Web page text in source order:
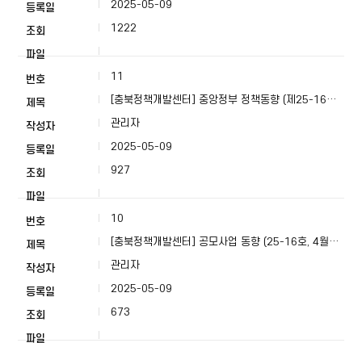
2025-05-09
1222
11
[충북정책개발센터] 중앙정부 정책동향 (제25-16호,
4월 3주)
관리자
2025-05-09
927
10
[충북정책개발센터] 공모사업 동향 (25-16호, 4월
3주)
관리자
2025-05-09
673